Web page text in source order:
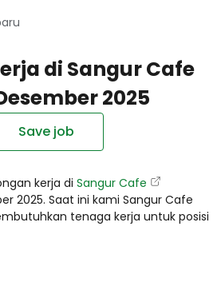
di Sangur Cafe
2025
Save job
kerja di Sangur Cafe
2025. Saat ini kami Sangur Cafe
tenaga kerja untuk posisi